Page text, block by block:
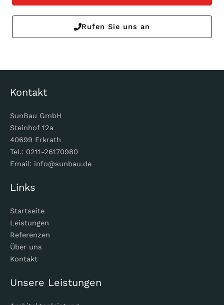
Rufen Sie uns an
Kontakt
SunBau GmbH
Steinhof 12a
40699 Erkrath
Tel.: 0211-26170980
Email: info@sunbau.de
Links
Startseite
Leistungen
Referenzen
Über uns
Kontakt
Unsere Leistungen